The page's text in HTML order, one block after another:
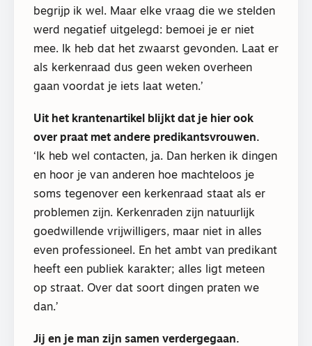
begrijp ik wel. Maar elke vraag die we stelden
werd negatief uitgelegd: bemoei je er niet
mee. Ik heb dat het zwaarst gevonden. Laat er
als kerkenraad dus geen weken overheen
gaan voordat je iets laat weten.’
Uit het krantenartikel blijkt dat je hier ook
over praat met andere predikantsvrouwen.
‘Ik heb wel contacten, ja. Dan herken ik dingen
en hoor je van anderen hoe machteloos je
soms tegenover een kerkenraad staat als er
problemen zijn. Kerkenraden zijn natuurlijk
goedwillende vrijwilligers, maar niet in alles
even professioneel. En het ambt van predikant
heeft een publiek karakter; alles ligt meteen
op straat. Over dat soort dingen praten we
dan.’
Jij en je man zijn samen verdergegaan.